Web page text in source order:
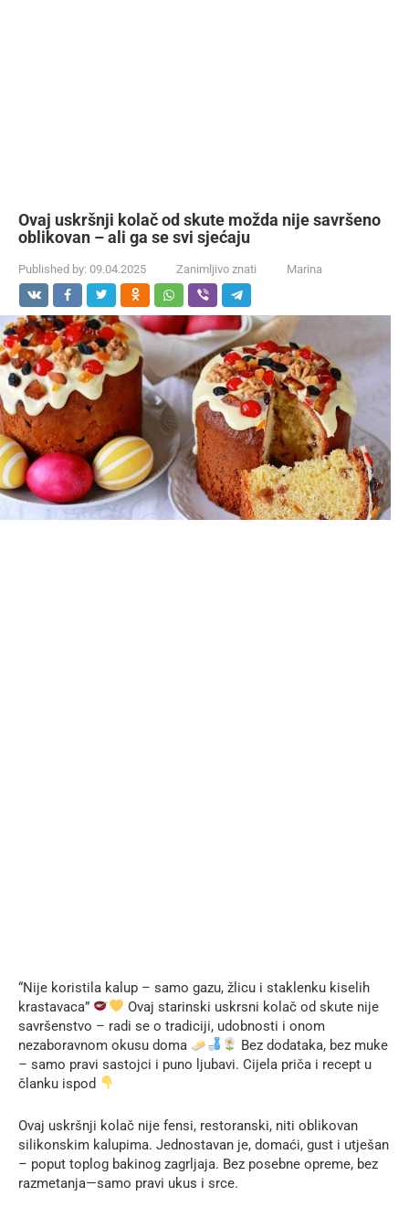
Ovaj uskršnji kolač od skute možda nije savršeno
oblikovan – ali ga se svi sjećaju
Published by: 09.04.2025 Zanimljivo znati Marina
“Nije koristila kalup – samo gazu, žlicu i staklenku kiselih
krastavaca”
Ovaj starinski uskrsni kolač od skute nije
savršenstvo – radi se o tradiciji, udobnosti i onom
nezaboravnom okusu doma
Bez dodataka, bez muke
– samo pravi sastojci i puno ljubavi. Cijela priča i recept u
članku ispod
Ovaj uskršnji kolač nije fensi, restoranski, niti oblikovan
silikonskim kalupima. Jednostavan je, domaći, gust i utješan
– poput toplog bakinog zagrljaja. Bez posebne opreme, bez
razmetanja—samo pravi ukus i srce.